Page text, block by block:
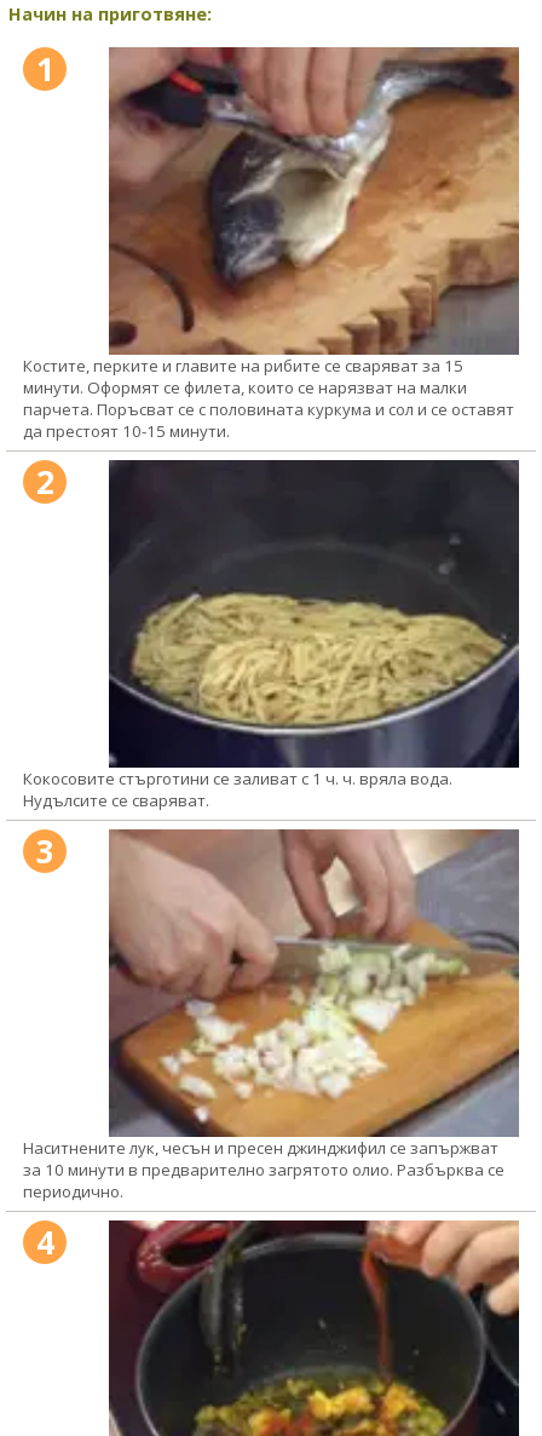
Начин на приготвяне:
1
Костите, перките и главите на рибите се сваряват за 15
минути. Оформят се филета, които се нарязват на малки
парчета. Поръсват се с половината куркума и сол и се оставят
да престоят 10-15 минути.
2
Кокосовите стърготини се заливат с 1 ч. ч. вряла вода.
Нудълсите се сваряват.
3
Наситнените лук, чесън и пресен джинджифил се запържват
за 10 минути в предварително загрятото олио. Разбърква се
периодично.
4